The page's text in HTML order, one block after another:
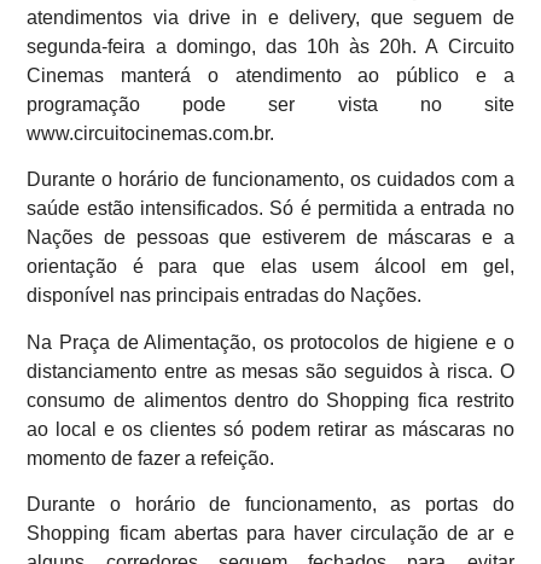
atendimentos via drive in e delivery, que seguem de
segunda-feira a domingo, das 10h às 20h. A Circuito
Cinemas manterá o atendimento ao público e a
programação pode ser vista no site
www.circuitocinemas.com.br.
Durante o horário de funcionamento, os cuidados com a
saúde estão intensificados. Só é permitida a entrada no
Nações de pessoas que estiverem de máscaras e a
orientação é para que elas usem álcool em gel,
disponível nas principais entradas do Nações.
Na Praça de Alimentação, os protocolos de higiene e o
distanciamento entre as mesas são seguidos à risca. O
consumo de alimentos dentro do Shopping fica restrito
ao local e os clientes só podem retirar as máscaras no
momento de fazer a refeição.
Durante o horário de funcionamento, as portas do
Shopping ficam abertas para haver circulação de ar e